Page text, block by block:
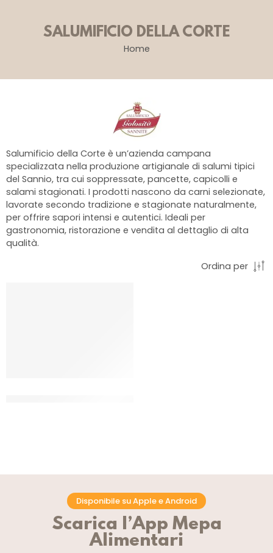
SALUMIFICIO DELLA CORTE
Home
Salumificio della Corte è un’azienda campana
specializzata nella produzione artigianale di salumi tipici
del Sannio, tra cui soppressate, pancette, capicolli e
salami stagionati. I prodotti nascono da carni selezionate,
lavorate secondo tradizione e stagionate naturalmente,
per offrire sapori intensi e autentici. Ideali per
gastronomia, ristorazione e vendita al dettaglio di alta
qualità.
Ordina per
Disponibile su Apple e Android
Scarica l’App Mepa
Alimentari